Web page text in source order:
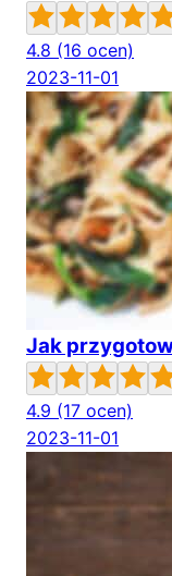
4.8 (16 ocen)
2023-11-01
Jak
4.9 (17 ocen)
2023-11-01